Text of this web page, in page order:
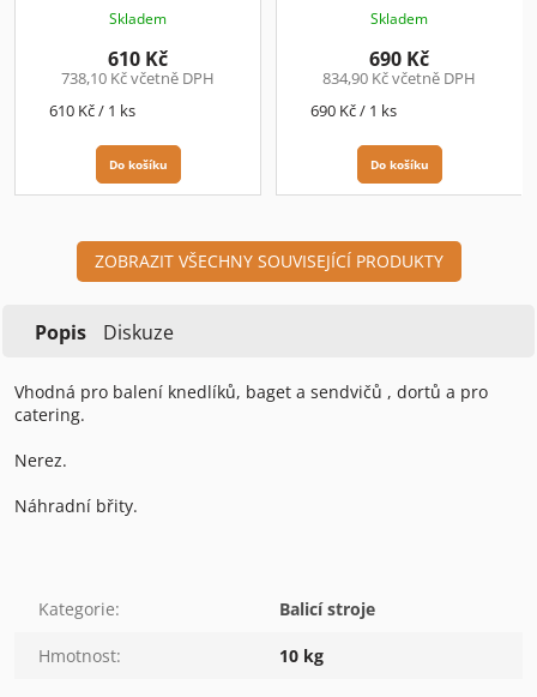
Skladem
738,10 Kč včetně DPH
610 Kč
Měrná
610 Kč / 1 ks
Do košíku
Skladem
834,90 Kč včetně DPH
690 Kč
Měrná
690 Kč / 1 ks
Do košíku
ZOBRAZIT VŠECHNY SOUVISEJÍCÍ PRODUKTY
Popis Diskuze
Vhodná pro balení knedlíků, baget a sendvičů , dortů a pro
catering.
Nerez.
Náhradní břity.
Kategorie: Balicí stroje
Hmotnost: 10 kg